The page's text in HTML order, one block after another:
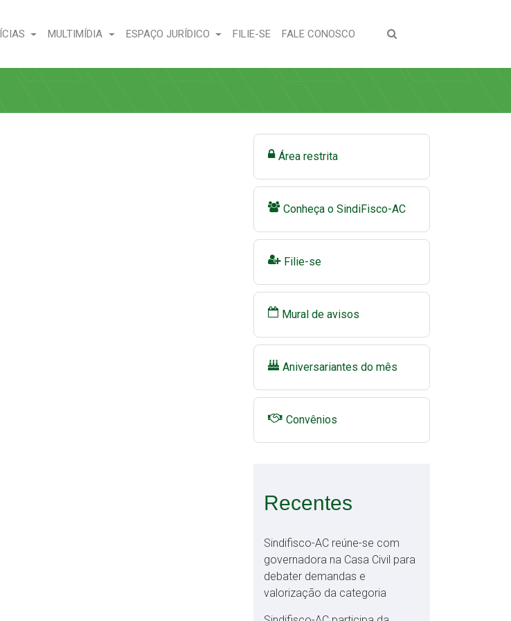
MULTIMÍDIA ESPAÇO JURÍDICO FILIE-SE(CURRENT)
FALE CONOSCO (CURRENT)
Área restrita
Conheça o SindiFisco-AC
Filie-se
Mural de avisos
Aniversariantes do mês
Convênios
Recentes
Sindifisco-AC reúne-se com
governadora na Casa Civil para
debater demandas e
valorização da categoria